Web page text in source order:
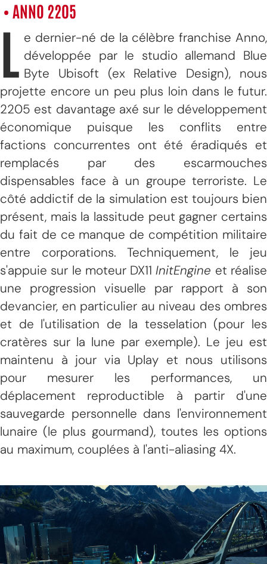
• ANNO 2205
L
e dernier-né de la célèbre franchise Anno,
développée par le studio allemand Blue
Byte Ubisoft (ex Relative Design), nous
projette encore un peu plus loin dans le futur.
2205 est davantage axé sur le développement
économique puisque les conflits entre
factions concurrentes ont été éradiqués et
remplacés par des escarmouches
dispensables face à un groupe terroriste. Le
côté addictif de la simulation est toujours bien
présent, mais la lassitude peut gagner certains
du fait de ce manque de compétition militaire
entre corporations. Techniquement, le jeu
s'appuie sur le moteur DX11InitEngine et réalise
une progression visuelle par rapport à son
devancier, en particulier au niveau des ombres
et de l'utilisation de la tesselation (pour les
cratères sur la lune par exemple). Le jeu est
maintenu à jour via Uplay et nous utilisons
pour mesurer les performances, un
déplacement reproductible à partir d'une
sauvegarde personnelle dans l'environnement
lunaire (le plus gourmand), toutes les options
au maximum, couplées à l'anti-aliasing 4X.